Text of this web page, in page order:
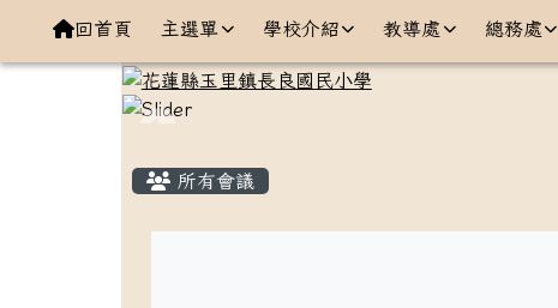
花蓮縣玉里鎮長良國民小學
導覽列
回首頁 主選單 學校介紹 教導處 總務處
主內容區域
所有會議